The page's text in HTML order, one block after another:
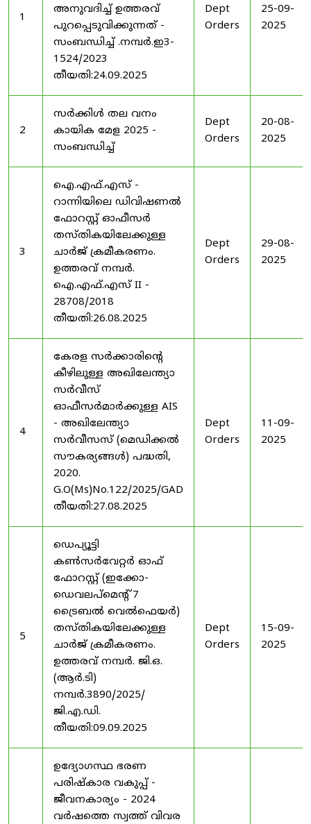
1
അനുവദിച്ച് ഉത്തരവ്
പുറപ്പെടുവിക്കുന്നത് -
സംബന്ധിച്ച് .നമ്പർ.ഇ3-
1524/2023
തീയതി:24.09.2025
Dept
Orders
25-09-
2025
2
സർക്കിൾ തല വനം
കായിക മേള 2025 -
സംബന്ധിച്ച്
Dept
Orders
20-08-
2025
3
ഐ.എഫ്.എസ് -
റാന്നിയിലെ ഡിവിഷണൽ
ഫോറസ്റ്റ് ഓഫീസർ
തസ്തികയിലേക്കുള്ള
ചാർജ് ക്രമീകരണം.
ഉത്തരവ് നമ്പർ.
ഐ.എഫ്.എസ് II -
28708/2018
തീയതി:26.08.2025
Dept
Orders
29-08-
2025
4
കേരള സർക്കാരിന്റെ
കീഴിലുള്ള അഖിലേന്ത്യാ
സർവീസ്
ഓഫീസർമാർക്കുള്ള AIS
- അഖിലേന്ത്യാ
സർവീസസ് (മെഡിക്കൽ
സൗകര്യങ്ങൾ) പദ്ധതി,
2020.
G.O(Ms)No.122/2025/GAD
തീയതി:27.08.2025
Dept
Orders
11-09-
2025
5
ഡെപ്യൂട്ടി
കൺസർവേറ്റർ ഓഫ്
ഫോറസ്റ്റ് (ഇക്കോ-
ഡെവലപ്മെന്റ് 7
ട്രൈബൽ വെൽഫെയർ)
തസ്തികയിലേക്കുള്ള
ചാർജ് ക്രമീകരണം.
ഉത്തരവ് നമ്പർ. ജി.ഒ.
(ആർ.ടി)
നമ്പർ.3890/2025/
ജി.എ.ഡി.
തീയതി:09.09.2025
Dept
Orders
15-09-
2025
ഉദ്യോഗസ്ഥ ഭരണ
പരിഷ്കാര വകുപ്പ് -
ജീവനകാര്യം - 2024
വർഷത്തെ സ്വത്ത് വിവര